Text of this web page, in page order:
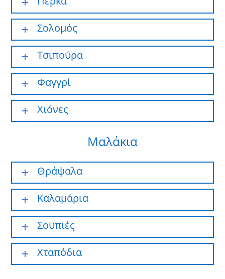
Σολομός
Τσιπούρα
Φαγγρί
Χιόνες
Μαλάκια
Θράψαλα
Καλαμάρια
Σουπιές
Χταπόδια